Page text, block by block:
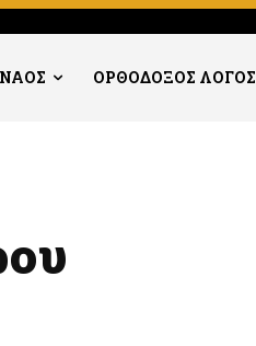
ΝΑΟΣ ΟΡΘΟΔΟΞΟΣ ΛΟΓΟΣ